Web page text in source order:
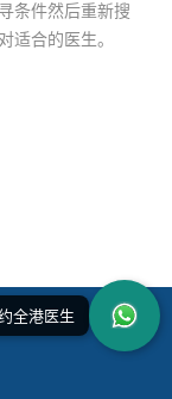
条件然后重新搜
适合的医生。
全港医生